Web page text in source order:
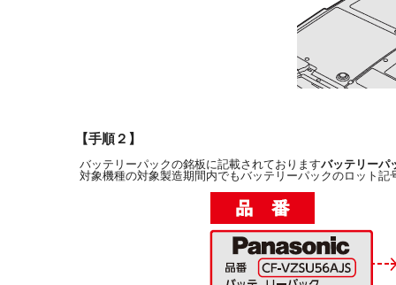
【手順２】
バッテリーパックの銘板に記載されておりますバッテリーパ
対象機種の対象製造期間内でもバッテリーパックのロット